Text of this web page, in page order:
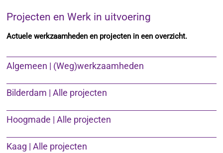
Projecten en Werk in uitvoering
Actuele werkzaamheden en projecten in een overzicht.
Algemeen | (Weg)werkzaamheden
Bilderdam | Alle projecten
Hoogmade | Alle projecten
Kaag | Alle projecten